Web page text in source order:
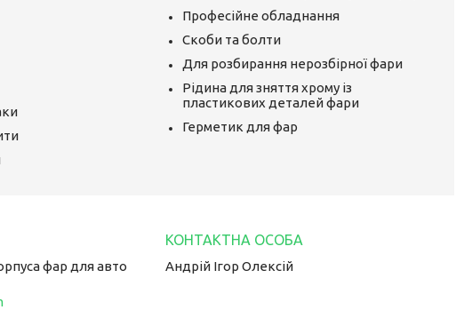
Професійне обладнання
Скоби та болти
Для розбирання нерозбірної фари
Рідина для зняття хрому із
пластикових деталей фари
Герметик для фар
фар для авто Андрій Ігор Олексій